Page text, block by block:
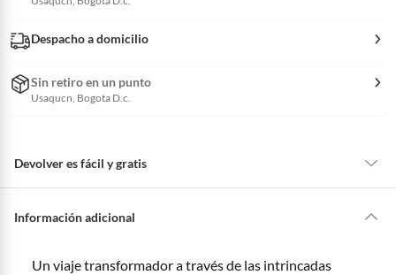
Despacho a domicilio
Sin retiro en un punto
Usaqucn, Bogota D.c.
Devolver es fácil y gratis
en todo momento. Por eso, como clientes cuentas con garantías y
Información adicional
Un viaje transformador a través de las intrincadas